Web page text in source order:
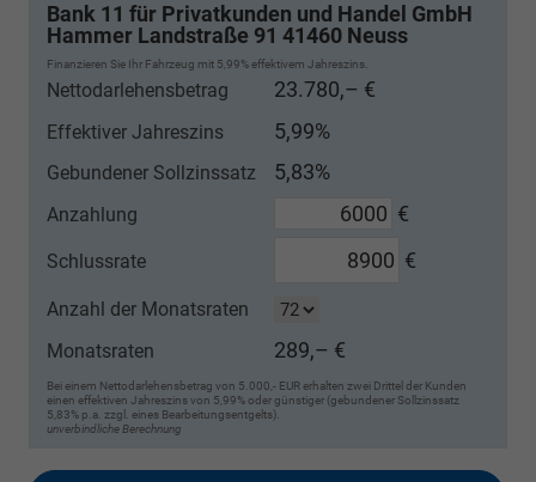
Bank 11 für Privatkunden und Handel GmbH
Hammer Landstraße 91 41460 Neuss
Finanzieren Sie Ihr Fahrzeug mit 5,99% effektivem Jahreszins.
Nettodarlehensbetrag 23.780,– €
Effektiver Jahreszins 5,99%
Gebundener Sollzinssatz 5,83%
Anzahlung €
Schlussrate €
Anzahl der Monatsraten
Monatsraten
289,– €
Bei einem Nettodarlehensbetrag von 5.000,- EUR erhalten zwei Drittel der Kunden
einen effektiven Jahreszins von 5,99% oder günstiger (gebundener Sollzinssatz
5,83% p.a. zzgl. eines Bearbeitungsentgelts).
unverbindliche Berechnung